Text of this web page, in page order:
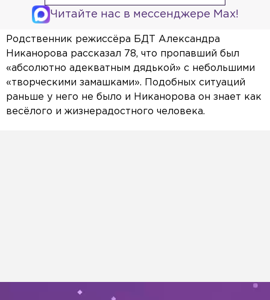
Читайте нас в мессенджере Max!
Родственник режиссёра БДТ Александра
Никанорова рассказал 78, что пропавший был
«абсолютно адекватным дядькой» с небольшими
«творческими замашками». Подобных ситуаций
раньше у него не было и Никанорова он знает как
весёлого и жизнерадостного человека.